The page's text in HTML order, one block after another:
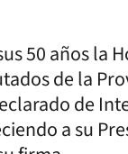
50 años la
de la
de
a su